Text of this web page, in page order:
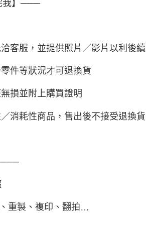
我】───
客服，並提供照片／影片以利後
件等狀況才可退換貨
損並附上購買證明
消耗性商品，售出後不接受退換貨
重製、複印、翻拍…